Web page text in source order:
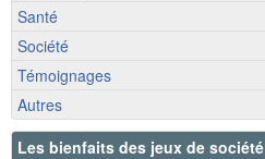
Santé
Société
Témoignages
Autres
Les bienfaits des jeux de société